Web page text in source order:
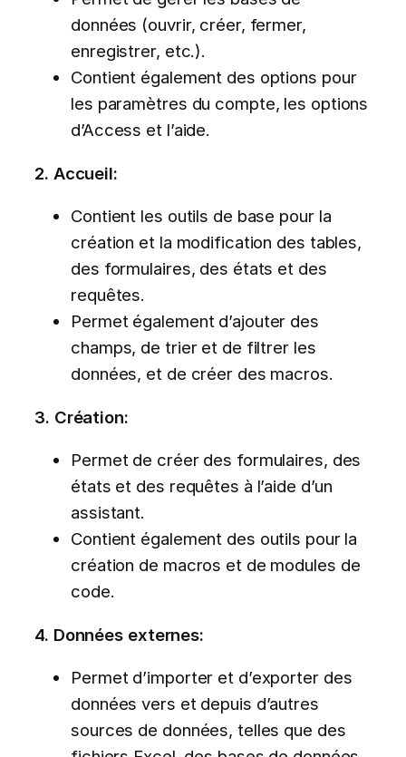
données (ouvrir, créer, fermer,
enregistrer, etc.).
Contient également des options pour
les paramètres du compte, les options
d’Access et l’aide.
2. Accueil:
Contient les outils de base pour la
création et la modification des tables,
des formulaires, des états et des
requêtes.
Permet également d’ajouter des
champs, de trier et de filtrer les
données, et de créer des macros.
3. Création:
Permet de créer des formulaires, des
états et des requêtes à l’aide d’un
assistant.
Contient également des outils pour la
création de macros et de modules de
code.
4. Données externes:
Permet d’importer et d’exporter des
données vers et depuis d’autres
sources de données, telles que des